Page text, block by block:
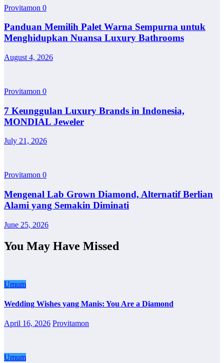
Provitamon 0
Panduan Memilih Palet Warna Sempurna untuk
Menghidupkan Nuansa Luxury Bathrooms
August 4, 2026
Provitamon 0
7 Keunggulan Luxury Brands in Indonesia,
MONDIAL Jeweler
July 21, 2026
Provitamon 0
Mengenal Lab Grown Diamond, Alternatif Berlian
Alami yang Semakin Diminati
June 25, 2026
You May Have Missed
Umum
Wedding Wishes yang Manis: You Are a Diamond
April 16, 2026 Provitamon
Umum